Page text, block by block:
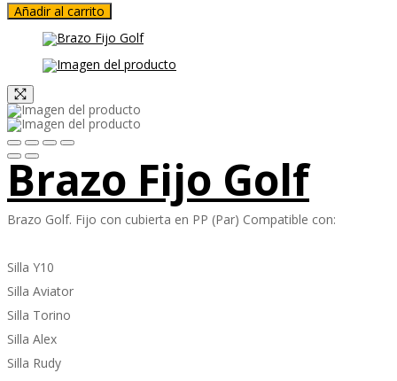
Añadir al carrito
Brazo Fijo Golf
Brazo Golf. Fijo con cubierta en PP (Par) Compatible con:
Silla Y10
Silla Aviator
Silla Torino
Silla Alex
Silla Rudy